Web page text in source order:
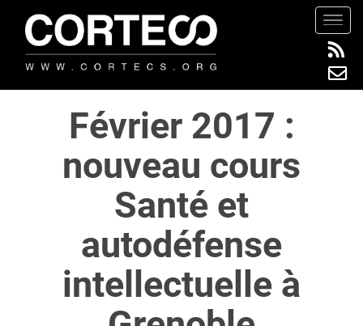
t
Février 2017 :
nouveau cours
Santé et
autodéfense
intellectuelle à